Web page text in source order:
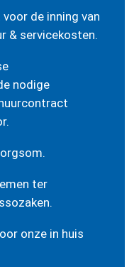
de inning van
& servicekosten.
nodige
ter
onze in huis